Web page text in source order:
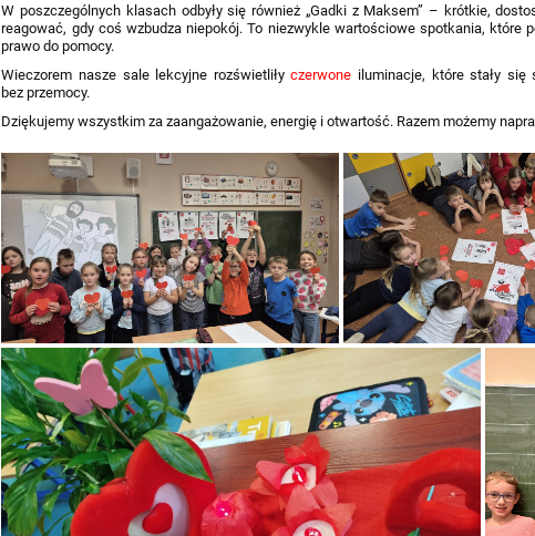
W poszczególnych klasach odbyły się również „Gadki z Maksem” – krótkie,
reagować, gdy coś wzbudza niepokój. To niezwykle wartościowe spotkania,
prawo do pomocy.
Wieczorem nasze sale lekcyjne rozświetliłyczerwone iluminacje, które stały się
bez przemocy.
Dziękujemy wszystkim za zaangażowanie, energię i otwartość. Razem możemy